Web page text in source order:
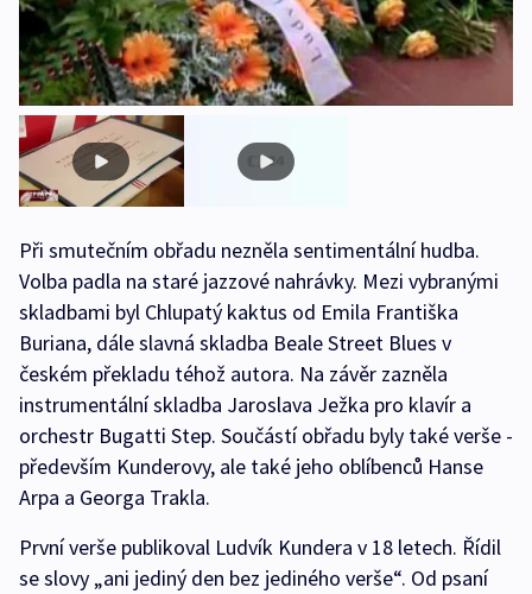
Při smutečním obřadu nezněla sentimentální hudba.
Volba padla na staré jazzové nahrávky. Mezi vybranými
skladbami byl Chlupatý kaktus od Emila Františka
Buriana, dále slavná skladba Beale Street Blues v
českém překladu téhož autora. Na závěr zazněla
instrumentální skladba Jaroslava Ježka pro klavír a
orchestr Bugatti Step. Součástí obřadu byly také verše -
především Kunderovy, ale také jeho oblíbenců Hanse
Arpa a Georga Trakla.
První verše publikoval Ludvík Kundera v 18 letech. Řídil
se slovy „ani jediný den bez jediného verše“. Od psaní